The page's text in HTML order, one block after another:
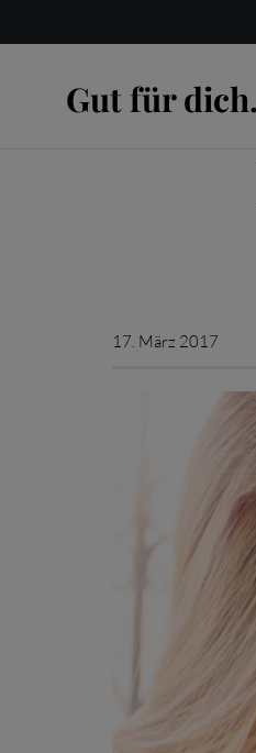
Gut für dich.
17. März 2017